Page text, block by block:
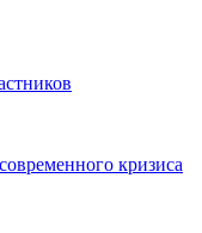
кризиса